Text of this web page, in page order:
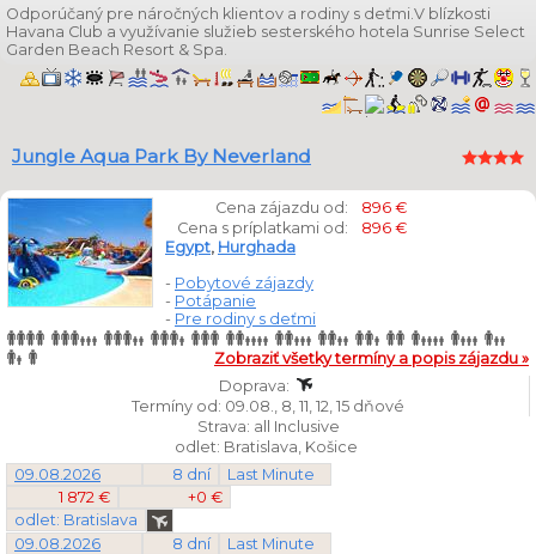
Odporúčaný pre náročných klientov a rodiny s deťmi.V blízkosti
Havana Club a využívanie služieb sesterského hotela Sunrise Select
Garden Beach Resort & Spa.
Jungle Aqua Park By Neverland
Cena zájazdu od:
896 €
Cena s príplatkami od:
896 €
Egypt, Hurghada
- Pobytové zájazdy
- Potápanie
- Pre rodiny s deťmi
Zobraziť všetky termíny a popis zájazdu »
Doprava:
Termíny od: 09.08., 8, 11, 12, 15 dňové
Strava: all Inclusive
odlet: Bratislava, Košice
09.08.2026
8 dní
Last Minute
1 872 €
+0 €
odlet: Bratislava
09.08.2026
8 dní
Last Minute